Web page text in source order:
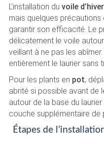
L’installation du voile
mais quelques
garantir son efficacité. Le
délicatement le voile
veillant à ne pas les
entièrement le laurier sans
Pour les plants en pot,
abrité si possible avant de
autour de la base du
couche supplémentaire de
Étapes de